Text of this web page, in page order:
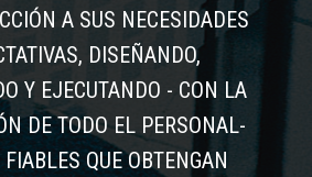
A SUS NECESIDADES
DISEÑANDO,
Y EJECUTANDO - CON LA
DE TODO EL PERSONAL-
FIABLES QUE OBTENGAN